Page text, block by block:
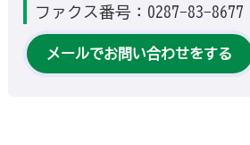
ファクス番号：0287-83-8677
メールでお問い合わせをする